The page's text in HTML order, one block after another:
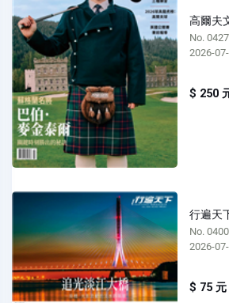
高爾夫
No. 0427
2026-
$ 250
行遍天
No. 0400
2026-
$ 75 元